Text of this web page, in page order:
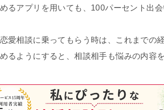
るアプリを用いても、100パーセント出
愛相談に乗ってもらう時は、これまでの
るようにすると、相談相手も悩みの内容